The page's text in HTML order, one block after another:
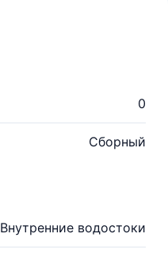
0
Сборный
Внутренние водостоки